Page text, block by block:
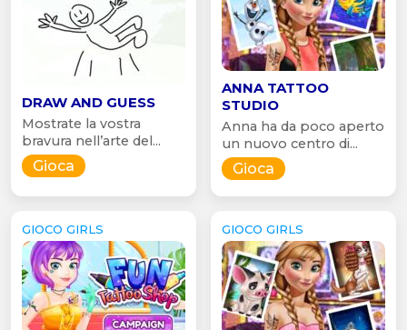
DRAW AND GUESS
Mostrate la vostra
bravura nell’arte del...
Gioca
ANNA TATTOO
STUDIO
Anna ha da poco aperto
un nuovo centro di...
Gioca
GIOCO GIRLS GIOCO GIRLS